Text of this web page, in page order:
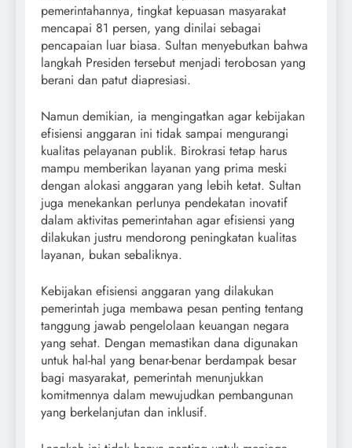
pemerintahannya, tingkat kepuasan masyarakat
mencapai 81 persen, yang dinilai sebagai
pencapaian luar biasa. Sultan menyebutkan bahwa
langkah Presiden tersebut menjadi terobosan yang
berani dan patut diapresiasi.
Namun demikian, ia mengingatkan agar kebijakan
efisiensi anggaran ini tidak sampai mengurangi
kualitas pelayanan publik. Birokrasi tetap harus
mampu memberikan layanan yang prima meski
dengan alokasi anggaran yang lebih ketat. Sultan
juga menekankan perlunya pendekatan inovatif
dalam aktivitas pemerintahan agar efisiensi yang
dilakukan justru mendorong peningkatan kualitas
layanan, bukan sebaliknya.
Kebijakan efisiensi anggaran yang dilakukan
pemerintah juga membawa pesan penting tentang
tanggung jawab pengelolaan keuangan negara
yang sehat. Dengan memastikan dana digunakan
untuk hal-hal yang benar-benar berdampak besar
bagi masyarakat, pemerintah menunjukkan
komitmennya dalam mewujudkan pembangunan
yang berkelanjutan dan inklusif.